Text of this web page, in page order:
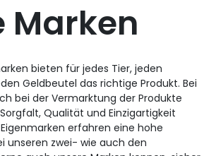
Marken
bieten für jedes Tier, jeden
Geldbeutel das richtige Produkt. Bei
bei der Vermarktung der Produkte
Qualität und Einzigartigkeit
erfahren eine hohe
unseren zwei- wie auch den